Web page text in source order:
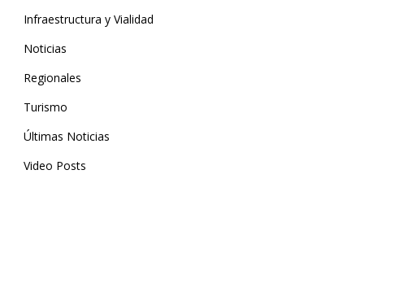
Infraestructura y Vialidad
Noticias
Regionales
Turismo
Últimas Noticias
Video Posts